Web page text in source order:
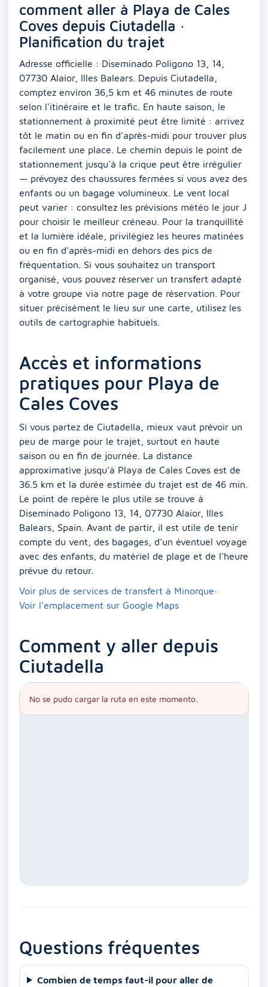
comment aller à Playa de Cales
Coves depuis Ciutadella ·
Planification du trajet
Adresse officielle : Diseminado Poligono 13, 14,
07730 Alaior, Illes Balears. Depuis Ciutadella,
comptez environ 36,5 km et 46 minutes de route
selon l'itinéraire et le trafic. En haute saison, le
stationnement à proximité peut être limité : arrivez
tôt le matin ou en fin d'après-midi pour trouver plus
facilement une place. Le chemin depuis le point de
stationnement jusqu'à la crique peut être irrégulier
— prévoyez des chaussures fermées si vous avez des
enfants ou un bagage volumineux. Le vent local
peut varier : consultez les prévisions météo le jour J
pour choisir le meilleur créneau. Pour la tranquillité
et la lumière idéale, privilégiez les heures matinées
ou en fin d'après-midi en dehors des pics de
fréquentation. Si vous souhaitez un transport
organisé, vous pouvez réserver un transfert adapté
à votre groupe via notre page de réservation. Pour
situer précisément le lieu sur une carte, utilisez les
outils de cartographie habituels.
Accès et informations
pratiques pour Playa de
Cales Coves
Si vous partez de Ciutadella, mieux vaut prévoir un
peu de marge pour le trajet, surtout en haute
saison ou en fin de journée. La distance
approximative jusqu’à Playa de Cales Coves est de
36.5 km et la durée estimée du trajet est de 46 min.
Le point de repère le plus utile se trouve à
Diseminado Poligono 13, 14, 07730 Alaior, Illes
Balears, Spain. Avant de partir, il est utile de tenir
compte du vent, des bagages, d’un éventuel voyage
avec des enfants, du matériel de plage et de l’heure
prévue du retour.
Voir plus de services de transfert à Minorque·
Voir l’emplacement sur Google Maps
Comment y aller depuis
Ciutadella
No se pudo cargar la ruta en este momento.
Questions fréquentes
Combien de temps faut-il pour aller de